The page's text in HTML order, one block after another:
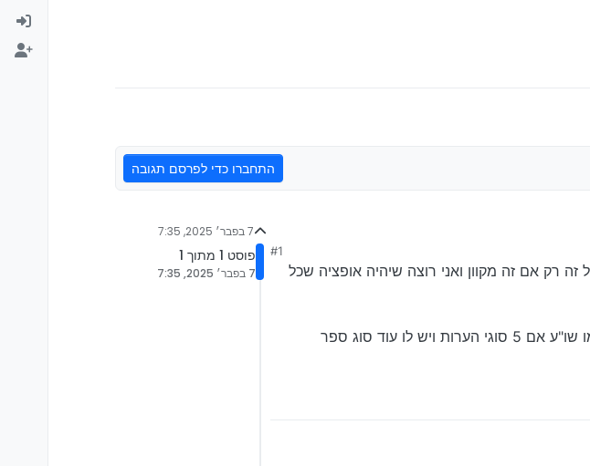
התחברו כדי לפרסם תגובה
#1
רק אם זה מקוון ואני רוצה שיהיה אופציה שכל
למי שיש כמה סוגי מסמכים שהוא משתמש לדוגמא יש לו ספר שמעצב אותו כמו שו"ע אם 5 סוגי הערות ויש לו עוד סוג ספר
7 בפבר׳ 2025, 7:35
פוסט 1 מתוך 1
7 בפבר׳ 2025, 7:35